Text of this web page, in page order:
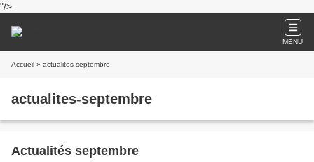
"/>
MENU
Accueil » actualites-septembre
actualites-septembre
Actualités septembre